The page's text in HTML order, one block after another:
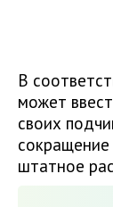
В
может
своих
сокращение
штатное